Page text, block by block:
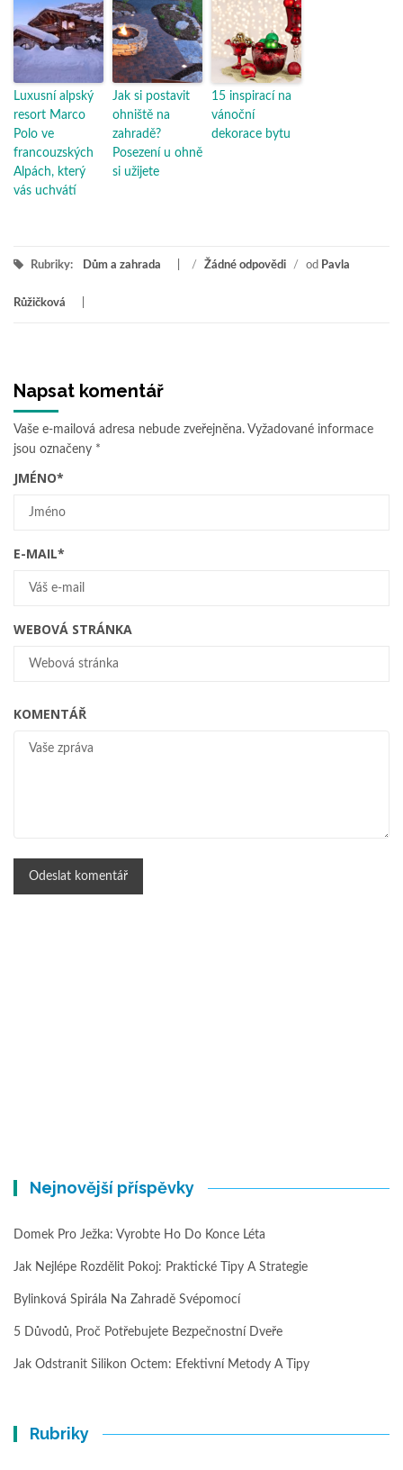
Luxusní alpský
resort Marco
Polo ve
francouzských
Alpách, který
vás uchvátí
Jak si postavit
ohniště na
zahradě?
Posezení u ohně
si užijete
15 inspirací na
vánoční
dekorace bytu
Rubriky: Dům a zahrada / Žádné odpovědi / od Pavla
Růžičková
Napsat komentář
Vaše e-mailová adresa nebude zveřejněna. Vyžadované informace
jsou označeny *
JMÉNO*
E-MAIL*
WEBOVÁ STRÁNKA
KOMENTÁŘ
Nejnovější příspěvky
Domek Pro Ježka: Vyrobte Ho Do Konce Léta
Jak Nejlépe Rozdělit Pokoj: Praktické Tipy A Strategie
Bylinková Spirála Na Zahradě Svépomocí
5 Důvodů, Proč Potřebujete Bezpečnostní Dveře
Jak Odstranit Silikon Octem: Efektivní Metody A Tipy
Rubriky